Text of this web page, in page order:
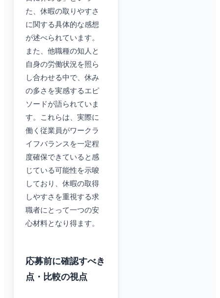
た、休暇の取りやすさ
に関する具体的な感想
が述べられています。
また、他職種の知人と
自身の労働状況を照ら
し合わせる中で、休み
の多さを実感するエピ
ソードが語られていま
す。これらは、実際に
働く従業員がワークラ
イフバランスを一定程
度確保できていると感
じている可能性を示唆
しており、休暇の取得
しやすさを重視する求
職者にとって一つの安
心材料となり得ます。
応募前に確認すべき
点・比較の視点